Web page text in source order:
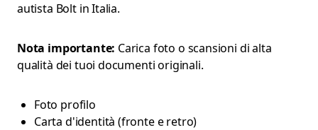
autista Bolt in Italia.
Nota importante: Carica foto o scansioni di alta
qualità dei tuoi documenti originali.
Foto profilo
Carta d'identità (fronte e retro)